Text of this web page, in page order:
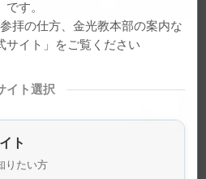
です。
拝の仕方、金光教本部の案内な
サイト」をご覧ください
イト選択
ト
りたい方